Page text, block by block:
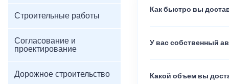
Строительные работы
Согласование и
проектирование
Дорожное строительство
Как быстро вы
У вас собственный
Какой объем вы